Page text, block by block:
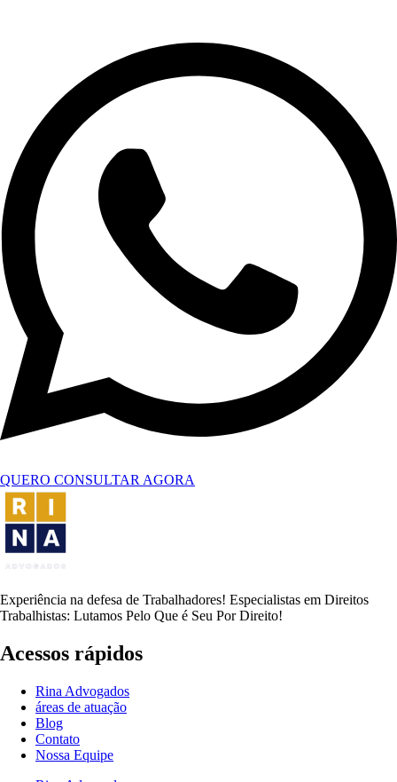
QUERO CONSULTAR AGORA
Experiência na defesa de Trabalhadores! Especialistas em Direitos
Trabalhistas: Lutamos Pelo Que é Seu Por Direito!
Acessos rápidos
Rina Advogados
áreas de atuação
Blog
Contato
Nossa Equipe